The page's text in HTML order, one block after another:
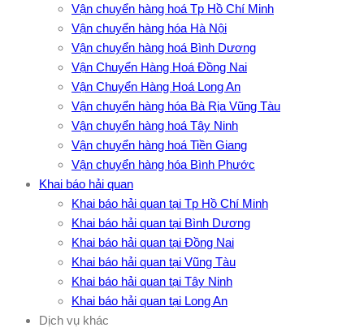
Vận chuyển hàng hoá Tp Hồ Chí Minh
Vận chuyển hàng hóa Hà Nội
Vận chuyển hàng hoá Bình Dương
Vận Chuyển Hàng Hoá Đồng Nai
Vận Chuyển Hàng Hoá Long An
Vận chuyển hàng hóa Bà Rịa Vũng Tàu
Vận chuyển hàng hoá Tây Ninh
Vận chuyển hàng hoá Tiền Giang
Vận chuyển hàng hóa Bình Phước
Khai báo hải quan
Khai báo hải quan tại Tp Hồ Chí Minh
Khai báo hải quan tại Bình Dương
Khai báo hải quan tại Đồng Nai
Khai báo hải quan tại Vũng Tàu
Khai báo hải quan tại Tây Ninh
Khai báo hải quan tại Long An
Dịch vụ khác